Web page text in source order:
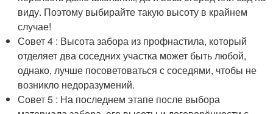
виду. Поэтому выбирайте такую высоту в крайнем
случае!
Совет 4 : Высота забора из профнастила, который
отделяет два соседних участка может быть любой,
однако, лучше посоветоваться с соседями, чтобы не
возникло недоразумений.
Совет 5 : На последнем этапе после выбора